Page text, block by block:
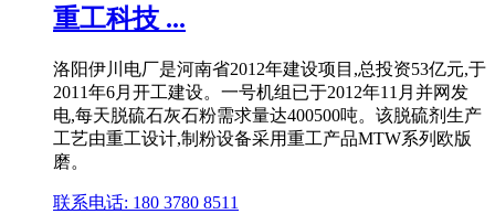
重工科技 ...
洛阳伊川电厂是河南省2012年建设项目,总投资53亿元,于
2011年6月开工建设。一号机组已于2012年11月并网发
电,每天脱硫石灰石粉需求量达400500吨。该脱硫剂生产
工艺由重工设计,制粉设备采用重工产品MTW系列欧版
磨。
联系电话: 180 3780 8511